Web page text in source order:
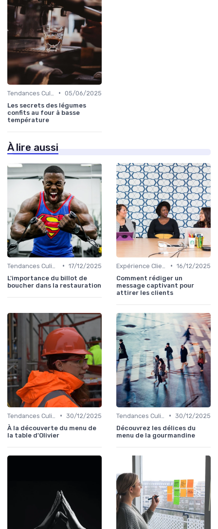
• 05/06/2025
Les secrets des légumes
confits au four à basse
température
À lire aussi
• 17/12/2025
L'importance du billot de
boucher dans la restauration
• 16/12/2025
Comment rédiger un
message captivant pour
attirer les clients
• 30/12/2025
À la découverte du menu de
la table d'Olivier
• 30/12/2025
Découvrez les délices du
menu de la gourmandine